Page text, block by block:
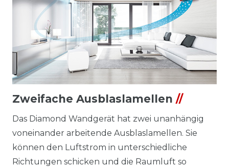
Zweifache Ausblaslamellen //
Das Diamond Wandgerät hat zwei unanhängig
voneinander arbeitende Ausblaslamellen. Sie
können den Luftstrom in unterschiedliche
Richtungen schicken und die Raumluft so